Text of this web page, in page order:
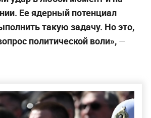
Ее ядерный потенциал
такую задачу. Но это,
политической воли», —